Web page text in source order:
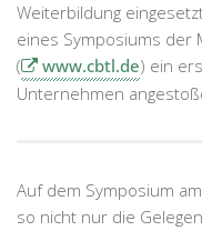
Weiterbildung
eines Symposiums der
(
www.cbtl.de) ein
Unternehmen
Auf dem Symposium
so nicht nur die